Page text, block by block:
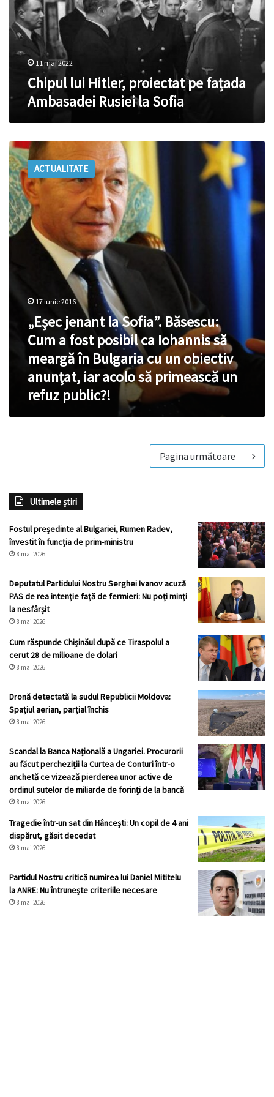
fațada
Ambasadei
Rusiei
Sofia
11 mai 2022
Chipul lui Hitler, proiectat pe fațada
Ambasadei Rusiei la Sofia
„Eşec
jenant
la
Sofia”.
Băsescu:
Cum
a
fost
meargă
Bulgaria
obiectiv
anunţat,
acolo
să
ACTUALITATE
17 iunie 2016
„Eşec jenant la Sofia”. Băsescu:
Cum a fost posibil ca Iohannis să
meargă în Bulgaria cu un obiectiv
anunţat, iar acolo să primească un
refuz public?!
Pagina următoare
Ultimele știri
Fostul președinte al Bulgariei, Rumen Radev,
învestit în funcția de prim-ministru
8 mai 2026
Deputatul Partidului Nostru Serghei Ivanov acuză
PAS de rea intenție față de fermieri: Nu poți minți
la nesfârșit
8 mai 2026
Cum răspunde Chișinăul după ce Tiraspolul a
cerut 28 de milioane de dolari
8 mai 2026
Dronă detectată la sudul Republicii Moldova:
Spațiul aerian, parțial închis
8 mai 2026
Scandal la Banca Națională a Ungariei. Procurorii
au făcut percheziții la Curtea de Conturi într-o
anchetă ce vizează pierderea unor active de
ordinul sutelor de miliarde de forinți de la bancă
8 mai 2026
Tragedie într-un sat din Hâncești: Un copil de 4 ani
dispărut, găsit decedat
8 mai 2026
Partidul Nostru critică numirea lui Daniel Mititelu
la ANRE: Nu întrunește criteriile necesare
8 mai 2026